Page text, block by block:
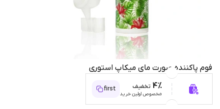
فوم پاکننده صورت مای میکاپ استوری
4% تخفیف
مخصوص اولین خرید
first